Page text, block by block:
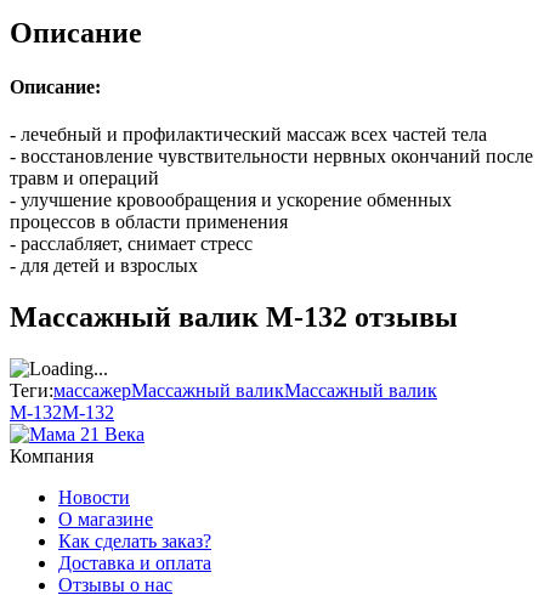
Описание
Описание:
- лечебный и профилактический массаж всех частей тела
- восстановление чувствительности нервных окончаний после
травм и операций
- улучшение кровообращения и ускорение обменных
процессов в области применения
- расслабляет, снимает стресс
- для детей и взрослых
Массажный валик М-132 отзывы
Теги:массажерМассажный валикМассажный валик
М-132М-132
Компания
Новости
О магазине
Как сделать заказ?
Доставка и оплата
Отзывы о нас